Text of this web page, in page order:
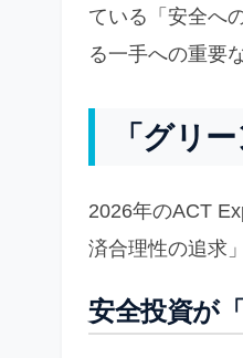
ている「安全へ
る一手への重要
「グリ
2026年のACT
済合理性の追求
安全投資が